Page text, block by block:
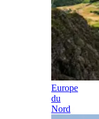
Europe
du
Nord